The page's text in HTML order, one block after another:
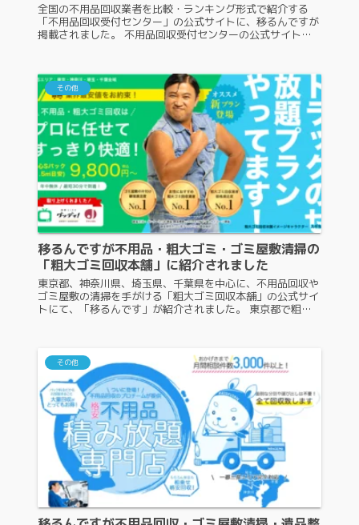
全国の不用品回収業者を比較・ランキング形式で紹介する
「不用品回収受付センター」の公式サイトに、移るんですが
掲載されました。 不用品回収受付センターの公式サイトで
その他
移るんですが不用品・粗大ゴミ・ゴミ屋敷清掃の
「粗大ゴミ回収本舗」に紹介されました
東京都、神奈川県、埼玉県、千葉県を中心に、不用品回収や
ゴミ屋敷の清掃を手がける「粗大ゴミ回収本舗」の公式サイ
トにて、「移るんです」が紹介されました。 東京都で粗大
その他